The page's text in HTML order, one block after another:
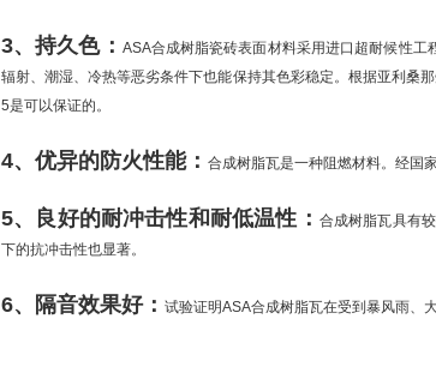
3、持久色： ASA合成树脂瓷砖表面材料采用进口超耐候性
辐射、潮湿、冷热等恶劣条件下也能保持其色彩稳定。根据亚利桑
5是可以保证的。
4、优异的防火性能： 合成树脂瓦是一种阻燃材料。经国
5、良好的耐冲击性和耐低温性： 合成树脂瓦具有
下的抗冲击性也显著。
6、隔音效果好： 试验证明ASA合成树脂瓦在受到暴风雨、